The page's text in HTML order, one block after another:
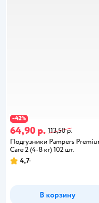
−42%
64,90 р. 113,50 р.
Подгузники Pampers
Care 2 (4-8 кг) 102 шт.
4,7
В корзину